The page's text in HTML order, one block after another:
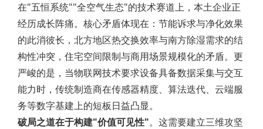
在"五恒系统""全空气生态"的技术赛道上，本土企业正
经历成长阵痛。核心矛盾体现在：节能诉求与净化效果
的此消彼长，北方地区热交换效率与南方除湿需求的结
构性冲突，住宅空间限制与商用场景规模化的矛盾。更
严峻的是，当物联网技术要求设备具备数据采集与交互
能力时，传统制造商在传感器精度、算法迭代、云端服
务等数字基建上的短板日益凸显。
破局之道在于构建"价值可见性"。这需要建立三维攻坚